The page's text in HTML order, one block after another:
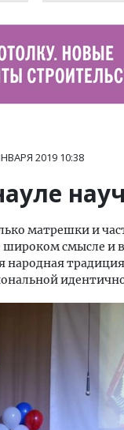
2019 10:38
матрешки и
широком смысле и
народная